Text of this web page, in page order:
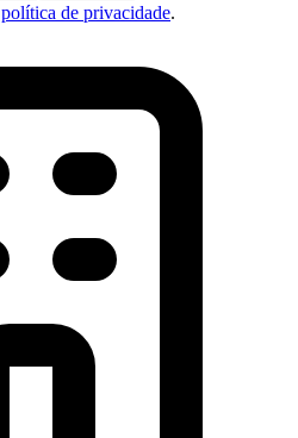
política de privacidade.